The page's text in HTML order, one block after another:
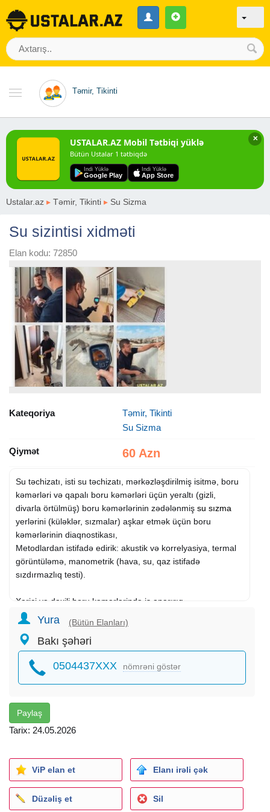
Təmir, Tikinti
✕
USTALAR.AZ Mobil Tətbiqi yüklə
Bütün Ustalar 1 tətbiqdə
Indi Yüklə
Google Play
Indi Yüklə
App Store
Ustalar.az ▸ Təmir, Tikinti ▸ Su Sizma
Su sizintisi xidməti
Elan kodu: 72850
Kateqoriya
Təmir, Tikinti
Su Sizma
Qiymət 60 Azn
Su təchizatı, isti su təchizatı, mərkəzləşdirilmiş isitmə, boru
kəmərləri və qapalı boru kəmərləri üçün yeraltı (gizli,
divarla örtülmüş) boru kəmərlərinin zədələnmiş su sızma
yerlərini (küləklər, sızmalar) aşkar etmək üçün boru
kəmərlərinin diaqnostikası,
Metodlardan istifadə edirik: akustik və korrelyasiya, termal
görüntüləmə, manometrik (hava, su, qaz istifadə
sızdırmazlıq testi).
Xarici və daxili boru kəmərlərində iş aparırıq.
• Dallanmış uzun boru kəmərində zədələnmiş hissənin təyin
edilməsi
• Vanaların sızması yoxlanılır.
Tikinti şirkətlərindən sonra yeni su təchizatı və istilik
Su sizma xidmeti
Həqiqi yerin (axtarışın) və yeraltı dərinliyin axtarışı və təyin
• su təchizatı boru kəmərləri
• isti su təchizatı üçün boru kəmərləri (DHW)
• mərkəzi istilik (DH) boru kəmərləri,
• kanalizasiya boru kəmərləri
Yura (Bütün Elanları)
Bakı şəhəri
0504437XXX nömrəni göstər
Paylaş
Tarix: 24.05.2026
ViP elan et Elanı irəli çək
Düzəliş et Sil